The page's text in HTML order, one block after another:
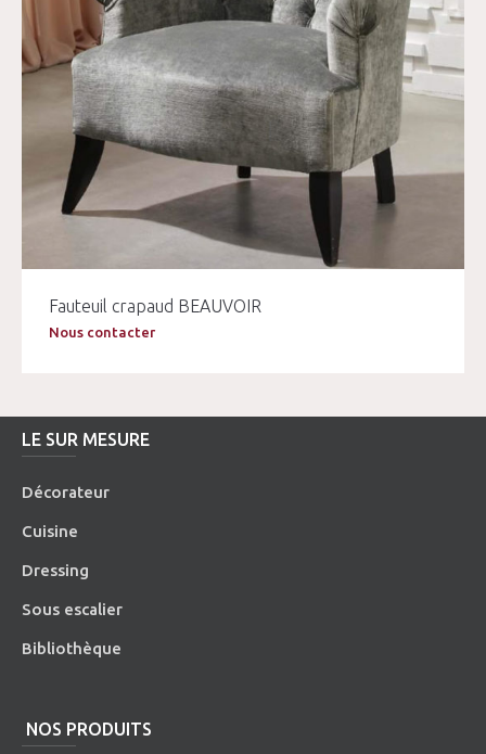
Fauteuil crapaud BEAUVOIR
Nous contacter
LE SUR MESURE
Décorateur
Cuisine
Dressing
Sous escalier
Bibliothèque
NOS PRODUITS